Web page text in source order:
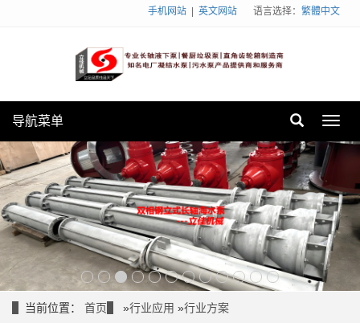
语言选择： 繁體中文
手机网站 英文网站
导航菜单
当前位置： 首页 »行业应用 »行业方案